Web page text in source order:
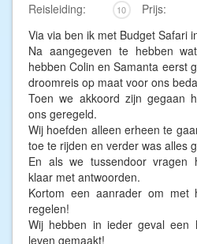
Reisleiding: 10 Prijs:
Via via ben ik met Budget Safari
Na aangegeven te hebben
hebben Colin en Samanta eerst
droomreis op maat voor ons
Toen we akkoord zijn gegaan
ons geregeld.
Wij hoefden alleen erheen te
toe te rijden en verder was alles
En als we tussendoor vragen
klaar met antwoorden.
Kortom een aanrader om met
regelen!
Wij hebben in ieder geval een
leven gemaakt!